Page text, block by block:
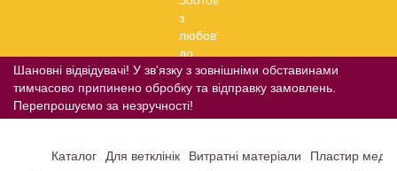
Шановні відвідувачі! У зв'язку з зовнішніми обставинами
тимчасово припинено обробку та відправку замовлень.
Перепрошуємо за незручності!
Каталог Для ветклінік Витратні матеріали Пластир